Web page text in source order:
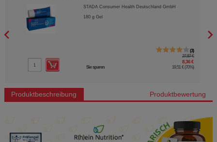
STADA Consumer Health Deutschland GmbH
180g Gel
3
27,87 €
8,36 €
Sie sparen 19,51 € (70%)
Produktbeschreibung Produktbewertung